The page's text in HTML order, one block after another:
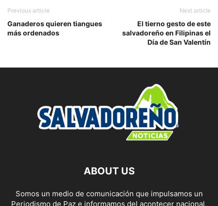
Previous article
Ganaderos quieren tiangues
más ordenados
Next article
El tierno gesto de este
salvadoreño en Filipinas el
Día de San Valentín
ABOUT US
Somos un medio de comunicación que impulsamos un
Periodismo de Paz e informamos del acontecer nacional,